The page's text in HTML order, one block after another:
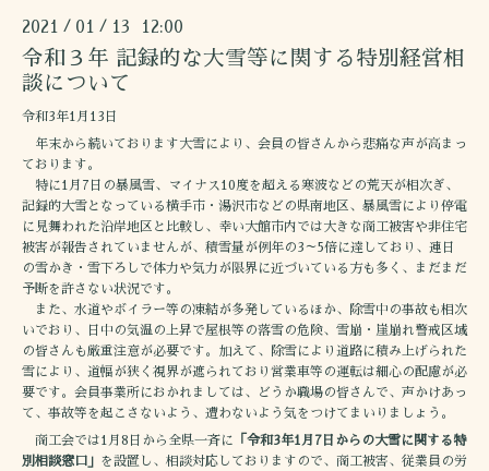
2021 / 01 / 13 12:00
令和３年 記録的な大雪等に関する特別経営相
談について
令和3年1月13日
年末から続いております大雪により、会員の皆さんから悲痛な声が高まっ
ております。
特に1月7日の暴風雪、マイナス10度を超える寒波などの荒天が相次ぎ、
記録的大雪となっている横手市・湯沢市などの県南地区、暴風雪により停電
に見舞われた沿岸地区と比較し、幸い大館市内では大きな商工被害や非住宅
被害が報告されていませんが、積雪量が例年の3～5倍に達しており、連日
の雪かき・雪下ろしで体力や気力が限界に近づいている方も多く、まだまだ
予断を許さない状況です。
また、水道やボイラー等の凍結が多発しているほか、除雪中の事故も相次
いでおり、日中の気温の上昇で屋根等の落雪の危険、雪崩・崖崩れ警戒区域
の皆さんも厳重注意が必要です。加えて、除雪により道路に積み上げられた
雪により、道幅が狭く視界が遮られており営業車等の運転は細心の配慮が必
要です。会員事業所におかれましては、どうか職場の皆さんで、声かけあっ
て、事故等を起こさないよう、遭わないよう気をつけてまいりましょう。
商工会では1月8日から全県一斉に 「令和3年1月7日からの大雪に関する特
別相談窓口」 を設置し、相談対応しておりますので、商工被害、従業員の労